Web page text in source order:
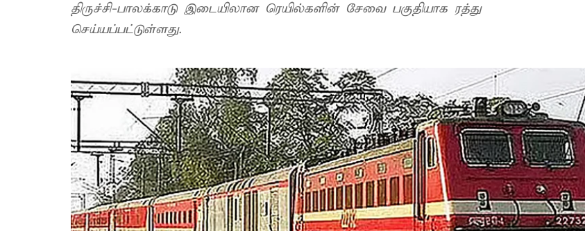
திருச்சி-பாலக்காடு இடையிலான ரெயில்களின் சேவை பகுதியாக ரத்து
செய்யப்பட்டுள்ளது.